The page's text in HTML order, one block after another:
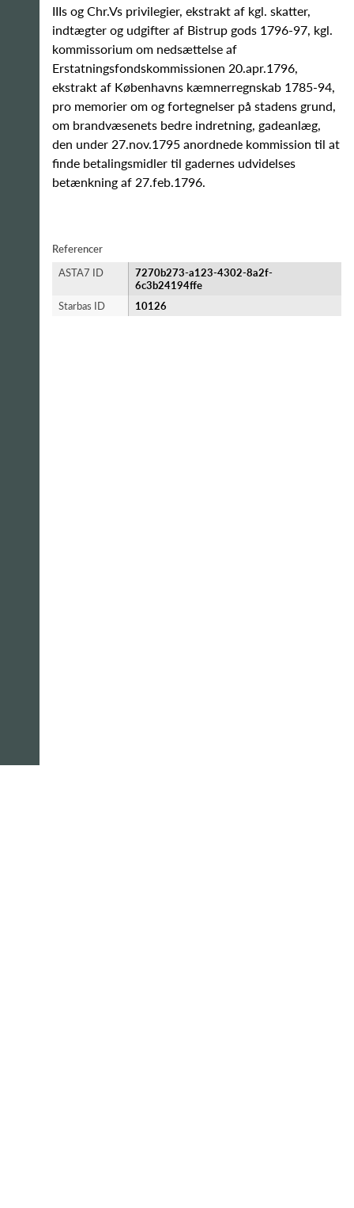
IIIs og Chr.Vs privilegier, ekstrakt af kgl. skatter,
indtægter og udgifter af Bistrup gods 1796-97, kgl.
kommissorium om nedsættelse af
Erstatningsfondskommissionen 20.apr.1796,
ekstrakt af Københavns kæmnerregnskab 1785-94,
pro memorier om og fortegnelser på stadens grund,
om brandvæsenets bedre indretning, gadeanlæg,
den under 27.nov.1795 anordnede kommission til at
finde betalingsmidler til gadernes udvidelses
betænkning af 27.feb.1796.
Referencer
ASTA7 ID
7270b273-a123-4302-8a2f-
6c3b24194ffe
Starbas ID
10126